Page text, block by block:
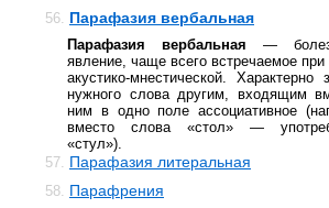
56. Парафазия вербальная
Парафазия вербальная —
явление, чаще всего встречаемое
акустико-мнестической. Характерно
нужного слова другим, входящим
ним в одно поле ассоциативное
вместо слова «стол» —
«стул»).
57. Парафазия литеральная
58. Парафрения